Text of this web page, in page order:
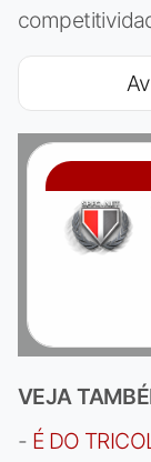
VEJA
- É DO